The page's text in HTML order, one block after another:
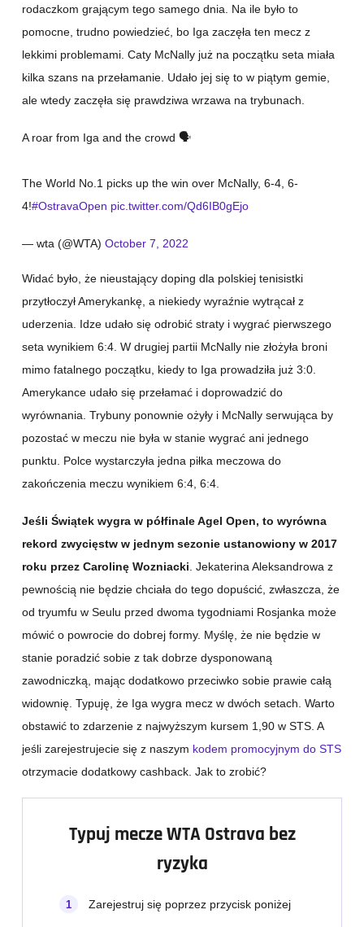
rodaczkom grającym tego samego dnia. Na ile było to
pomocne, trudno powiedzieć, bo Iga zaczęła ten mecz z
lekkimi problemami. Caty McNally już na początku seta miała
kilka szans na przełamanie. Udało jej się to w piątym gemie,
ale wtedy zaczęła się prawdziwa wrzawa na trybunach.
A roar from Iga and the crowd 🗣️
The World No.1 picks up the win over McNally, 6-4, 6-
4!#OstravaOpen pic.twitter.com/Qd6IB0gEjo
— wta (@WTA) October 7, 2022
Widać było, że nieustający doping dla polskiej tenisistki
przytłoczył Amerykankę, a niekiedy wyraźnie wytrącał z
uderzenia. Idze udało się odrobić straty i wygrać pierwszego
seta wynikiem 6:4. W drugiej partii McNally nie złożyła broni
mimo fatalnego początku, kiedy to Iga prowadziła już 3:0.
Amerykance udało się przełamać i doprowadzić do
wyrównania. Trybuny ponownie ożyły i McNally serwująca by
pozostać w meczu nie była w stanie wygrać ani jednego
punktu. Polce wystarczyła jedna piłka meczowa do
zakończenia meczu wynikiem 6:4, 6:4.
Jeśli Świątek wygra w półfinale Agel Open, to wyrówna
rekord zwycięstw w jednym sezonie ustanowiony w 2017
roku przez Carolinę Wozniacki . Jekaterina Aleksandrowa z
pewnością nie będzie chciała do tego dopuścić, zwłaszcza, że
od tryumfu w Seulu przed dwoma tygodniami Rosjanka może
mówić o powrocie do dobrej formy. Myślę, że nie będzie w
stanie poradzić sobie z tak dobrze dysponowaną
zawodniczką, mając dodatkowo przeciwko sobie prawie całą
widownię. Typuję, że Iga wygra mecz w dwóch setach. Warto
obstawić to zdarzenie z najwyższym kursem 1,90 w STS. A
jeśli zarejestrujecie się z naszym kodem promocyjnym do STS
otrzymacie dodatkowy cashback. Jak to zrobić?
Typuj mecze WTA Ostrava bez
ryzyka
Zarejestruj się poprzez przycisk poniżej